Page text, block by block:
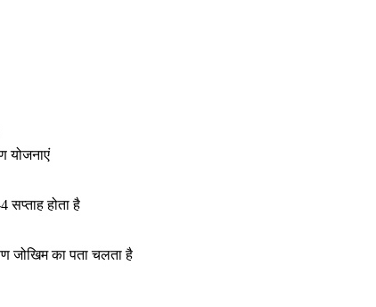
योजनाएं
होता है
जोखिम का पता चलता है